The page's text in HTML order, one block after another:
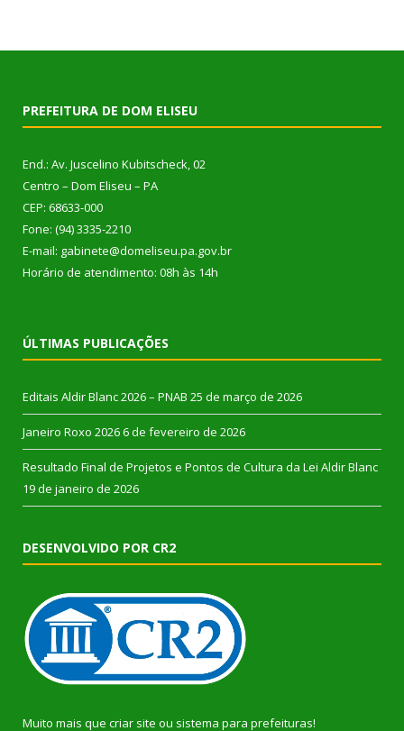
PREFEITURA DE DOM ELISEU
End.: Av. Juscelino Kubitscheck, 02
Centro – Dom Eliseu – PA
CEP: 68633-000
Fone: (94) 3335-2210
E-mail: gabinete@domeliseu.pa.gov.br
Horário de atendimento: 08h às 14h
ÚLTIMAS PUBLICAÇÕES
Editais Aldir Blanc 2026 – PNAB 25 de março de 2026
Janeiro Roxo 2026 6 de fevereiro de 2026
Resultado Final de Projetos e Pontos de Cultura da Lei Aldir Blanc
19 de janeiro de 2026
DESENVOLVIDO POR CR2
Muito mais que criar site ou sistema para prefeituras!